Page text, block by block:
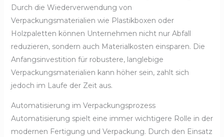
Durch die Wiederverwendung von
Verpackungsmaterialien wie Plastikboxen oder
Holzpaletten können Unternehmen nicht nur Abfall
reduzieren, sondern auch Materialkosten einsparen. Die
Anfangsinvestition für robustere, langlebige
Verpackungsmaterialien kann höher sein, zahlt sich
jedoch im Laufe der Zeit aus.
Automatisierung im Verpackungsprozess
Automatisierung spielt eine immer wichtigere Rolle in der
modernen Fertigung und Verpackung. Durch den Einsatz